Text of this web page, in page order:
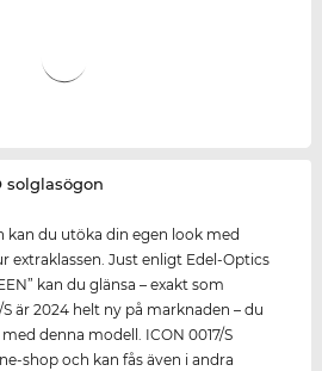
solglasögon
kan du utöka din egen look med
extraklassen. Just enligt Edel-Optics
kan du glänsa – exakt som
S är 2024 helt ny på marknaden – du
denna modell. ICON 0017/S
shop och kan fås även i andra